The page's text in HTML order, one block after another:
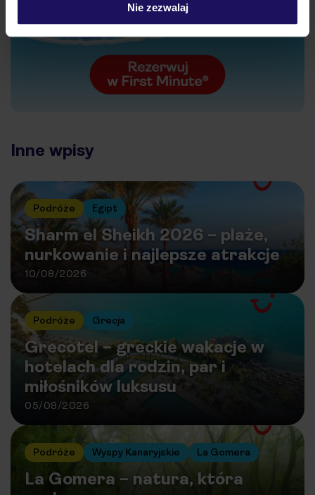
Nie zezwalaj
Inne wpisy
Podróże Egipt
Sharm el Sheikh 2026 – plaże,
nurkowanie i najlepsze atrakcje
10/08/2026
Podróże Grecja
Grecotel – greckie wakacje w
hotelach dla rodzin, par i
miłośników luksusu
05/08/2026
Podróże Wyspy Kanaryjskie La Gomera
La Gomera – natura, która